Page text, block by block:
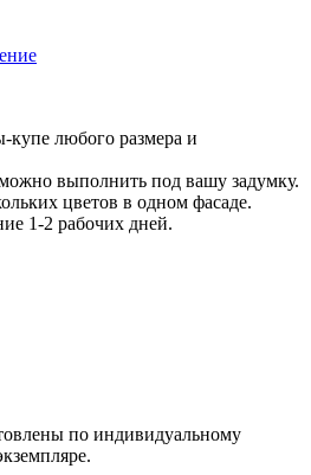
купе любого размера и
выполнить под вашу задумку.
цветов в одном фасаде.
1-2 рабочих дней.
по индивидуальному